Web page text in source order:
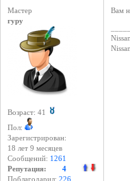
Мастер
гуру
Возраст: 41
Пол:
Зарегистрирован:
18 лет 9 месяцев
Сообщений: 1261
Репутация: 4
Поблагодарил: 226
Вам